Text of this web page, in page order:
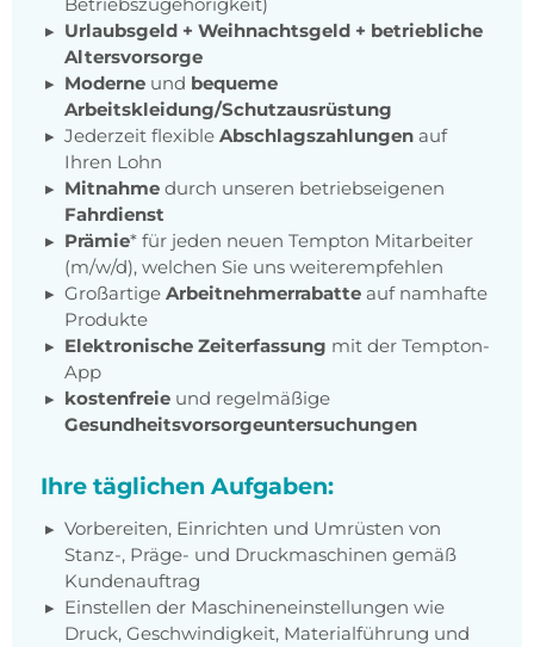
Betriebszugehörigkeit)
Urlaubsgeld + Weihnachtsgeld + betriebliche
Altersvorsorge
Moderne und bequeme
Arbeitskleidung/Schutzausrüstung
Jederzeit flexible Abschlagszahlungen auf
Ihren Lohn
Mitnahme durch unseren betriebseigenen
Fahrdienst
Prämie* für jeden neuen Tempton Mitarbeiter
(m/w/d), welchen Sie uns weiterempfehlen
Großartige Arbeitnehmerrabatte auf namhafte
Produkte
Elektronische Zeiterfassung mit der Tempton-
App
kostenfreie und regelmäßige
Gesundheitsvorsorgeuntersuchungen
Ihre täglichen Aufgaben:
Vorbereiten, Einrichten und Umrüsten von
Stanz-, Präge- und Druckmaschinen gemäß
Kundenauftrag
Einstellen der Maschineneinstellungen wie
Druck, Geschwindigkeit, Materialführung und